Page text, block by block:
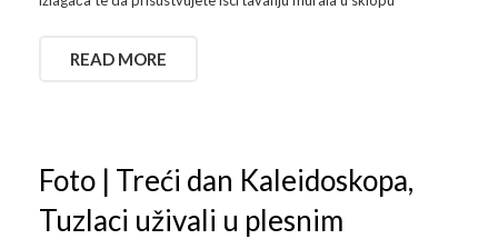
READ MORE
Foto | Treći dan Kaleidoskopa,
Tuzlaci uživali u plesnim